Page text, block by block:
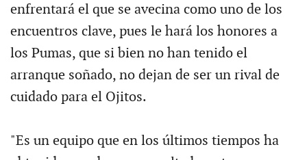
enfrentará el que se avecina como uno de los
encuentros clave, pues le hará los honores a
los Pumas, que si bien no han tenido el
arranque soñado, no dejan de ser un rival de
cuidado para el Ojitos.
"Es un equipo que en los últimos tiempos ha